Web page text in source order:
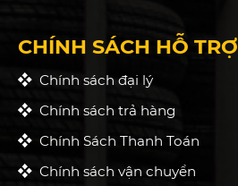
CHÍNH SÁCH HỖ TRỢ
Chính sách đại lý
Chính sách trả hàng
Chính Sách Thanh Toán
Chính sách vận chuyển